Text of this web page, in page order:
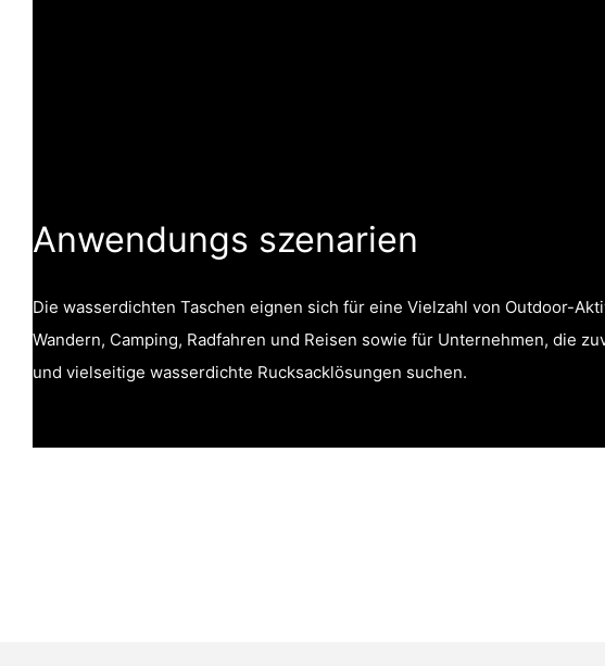
Anwendungs szenarien
Die wasserdichten Taschen eignen sich für eine Vielzahl von Outdoor-
Wandern, Camping, Radfahren und Reisen sowie für Unternehmen, die
und vielseitige wasserdichte Rucksacklösungen suchen.